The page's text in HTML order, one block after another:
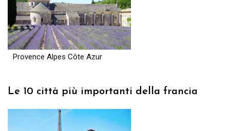
Provence Alpes Côte Azur
Le 10 città più importanti della francia